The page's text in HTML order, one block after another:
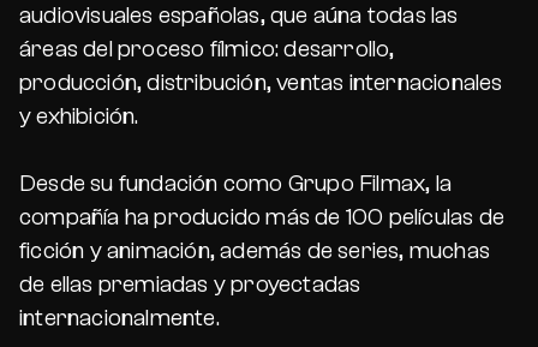
audiovisuales españolas, que aúna todas las
áreas del proceso fílmico: desarrollo,
producción, distribución, ventas internacionales
y exhibición.
Desde su fundación como Grupo Filmax, la
compañía ha producido más de 100 películas de
ficción y animación, además de series, muchas
de ellas premiadas y proyectadas
internacionalmente.